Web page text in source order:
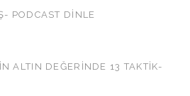
PODCAST DINLE
ALTIN DEĞERİNDE 13 TAKTİK-